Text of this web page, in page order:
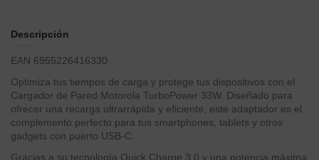
Descripción
EAN 6955226416330
Optimiza tus tiempos de carga y protege tus dispositivos con el
Cargador de Pared Motorola TurboPower 33W. Diseñado para
ofrecer una recarga ultrarrápida y eficiente, este adaptador es el
complemento perfecto para tus smartphones, tablets y otros
gadgets con puerto USB-C.
Gracias a su tecnología Quick Charge 3.0 y una potencia máxima